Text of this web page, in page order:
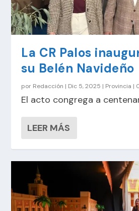
La CR Palos
su Belén Navideño
por Redacción | Dic 5, 2025 | Provincia |
El acto congrega a
LEER MÁS